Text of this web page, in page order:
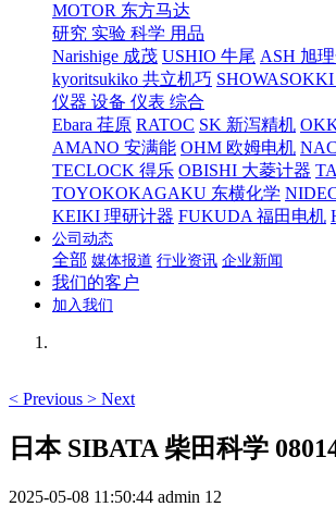
MOTOR 东方马达
研究 实验 科学 用品
Narishige 成茂 USHIO 牛尾 ASH 旭
kyoritsukiko 共立机巧
仪器 设备 仪表 综合
Ebara 荏原 RATOC SK 新泻精机
AMANO 安满能 OHM 欧姆电机
TECLOCK 得乐 OBISHI 大菱计器
TOYOKOKAGAKU 东横化学
KEIKI 理研计器 FUKUDA 福田电机
公司动态
全部 媒体报道 行业资讯 企业新闻
我们的客户
加入我们
< Previous > Next
日本 SIBATA 柴田科学
2025-05-08 11:50:44 admin 12